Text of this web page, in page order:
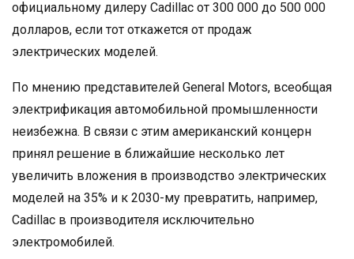
официальному дилеру Cadillac от 300 000 до 500 000
долларов, если тот откажется от продаж
электрических моделей.
По мнению представителей General Motors, всеобщая
электрификация автомобильной промышленности
неизбежна. В связи с этим американский концерн
принял решение в ближайшие несколько лет
увеличить вложения в производство электрических
моделей на 35% и к 2030-му превратить, например,
Cadillac в производителя исключительно
электромобилей.